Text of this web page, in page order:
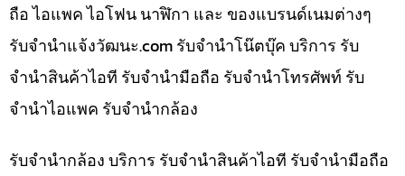
ถือ ไอแพค ไอโฟน นาฬิกา และ ของแบรนด์เนมต่างๆ
รับจํานําแจ้งวัฒนะ.com รับจำนำโน๊ตบุ๊ค บริการ รับ
จำนำสินค้าไอที รับจำนำมือถือ รับจำนำโทรศัพท์ รับ
จำนำไอแพค รับจำนำกล้อง
รับจำนำกล้อง บริการ รับจำนำสินค้าไอที รับจำนำมือถือ